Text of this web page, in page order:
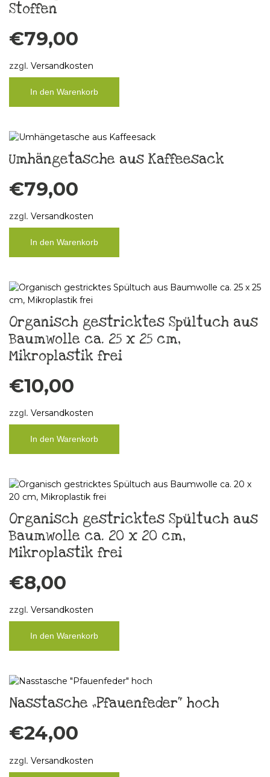
Stoffen
€79,00
zzgl. Versandkosten
In den Warenkorb
Umhängetasche aus Kaffeesack
€79,00
zzgl. Versandkosten
In den Warenkorb
Organisch gestricktes Spültuch aus
Baumwolle ca. 25 x 25 cm,
Mikroplastik frei
€10,00
zzgl. Versandkosten
In den Warenkorb
Organisch gestricktes Spültuch aus
Baumwolle ca. 20 x 20 cm,
Mikroplastik frei
€8,00
zzgl. Versandkosten
In den Warenkorb
Nasstasche „Pfauenfeder“ hoch
€24,00
zzgl. Versandkosten